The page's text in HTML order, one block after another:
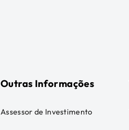
Outras Informações
Assessor de Investimento